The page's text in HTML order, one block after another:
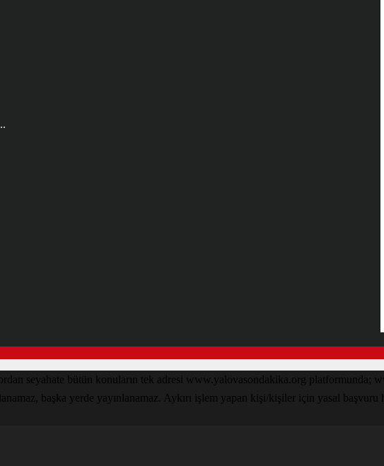
seyahate bütün konuların tek adresi www.yalovasondakika.org platformunda;
başka yerde yayınlanamaz. Aykırı işlem yapan kişi/kişiler için yasal başvuru